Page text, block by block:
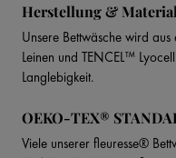
Herstellung & Material
Unsere Bettwäsche wird
Leinen und TENCEL™
Langlebigkeit.
OEKO-TEX®
Viele unserer fleuresse®